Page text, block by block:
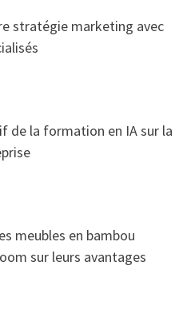
stratégie marketing avec
de la formation en IA sur la
meubles en bambou
sur leurs avantages